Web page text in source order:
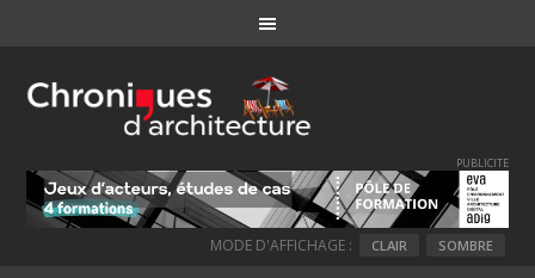
PUBLICITE
MODE D'AFFICHAGE : CLAIR SOMBRE